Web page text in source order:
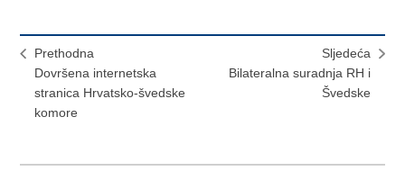
Prethodna
Dovršena internetska
stranica Hrvatsko-švedske
komore
Sljedeća
Bilateralna suradnja RH i
Švedske